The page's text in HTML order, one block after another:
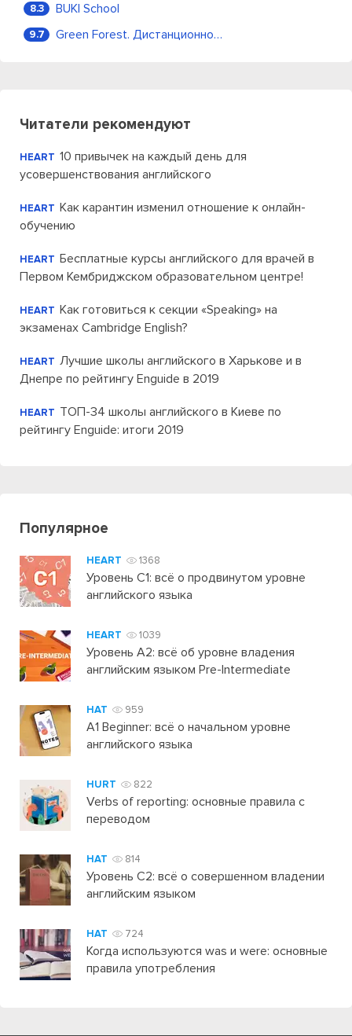
8.3 BUKI School
9.7 Green Forest. Дистанционное обучение
Читатели рекомендуют
HEART 10 привычек на каждый день для
усовершенствования английского
HEART Как карантин изменил отношение к онлайн-
обучению
HEART Бесплатные курсы английского для врачей в
Первом Кембриджском образовательном центре!
HEART Как готовиться к секции «Speaking» на
экзаменах Cambridge English?
HEART Лучшие школы английского в Харькове и в
Днепре по рейтингу Enguide в 2019
HEART ТОП-34 школы английского в Киеве по
рейтингу Enguide: итоги 2019
Популярное
HEART 1368
Уровень C1: всё о продвинутом уровне
английского языка
HEART 1039
Уровень А2: всё об уровне владения
английским языком Pre-Intermediate
HAT 959
A1 Beginner: всё о начальном уровне
английского языка
HURT 822
Verbs of reporting: основные правила с
переводом
HAT 814
Уровень C2: всё о совершенном владении
английским языком
HAT 724
Когда используются was и were: основные
правила употребления